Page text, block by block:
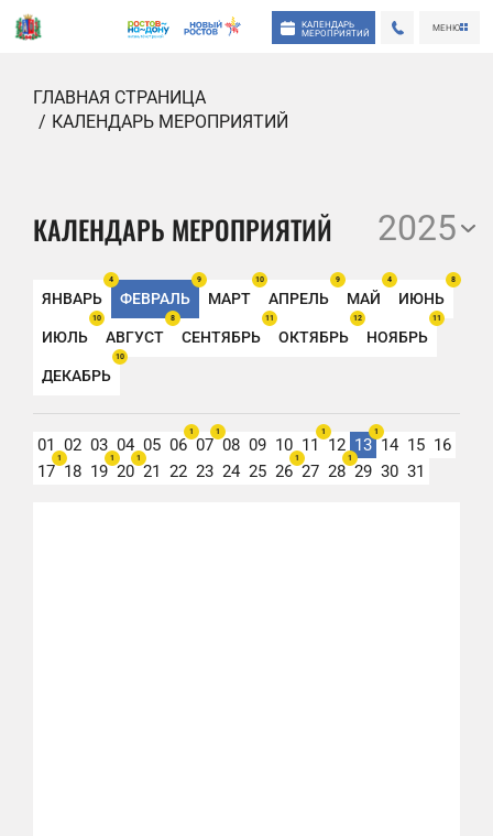
КАЛЕНДАРЬ
МЕРОПРИЯТИЙ
МЕНЮ
ГЛАВНАЯ СТРАНИЦА
КАЛЕНДАРЬ МЕРОПРИЯТИЙ
КАЛЕНДАРЬ МЕРОПРИЯТИЙ 2025
ЯНВАРЬ
4
ФЕВРАЛЬ
9
МАРТ
10
АПРЕЛЬ
9
МАЙ
4
ИЮНЬ
8
ИЮЛЬ
10
АВГУСТ
8
СЕНТЯБРЬ
11
ОКТЯБРЬ
12
НОЯБРЬ
11
ДЕКАБРЬ
10
01 02 03 04 05 06
1
07
1
08 09 10 11
1
12 13
1
14 15 16
17
1
18 19
1
20
1
21 22 23 24 25 26
1
27 28
1
29 30 31